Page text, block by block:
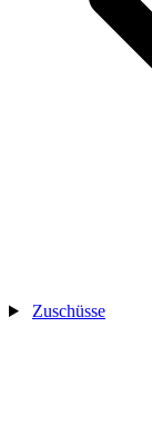
Zuschüsse